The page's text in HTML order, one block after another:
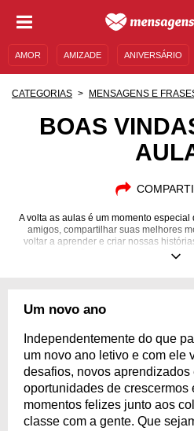
AMOR AMIZADE ANIVERSÁRIO
MENSAGENS
CATEGORIAS MENSAGENS E
BOAS
A volta as aulas é um momento
amigos, compartilhar suas melhores
voltar a aprender e criar nossas
momento tão esperado da melhor
Um novo ano
Independentemente do que
um novo ano letivo e com ele
desafios, novos
oportunidades de crescermos
momentos felizes junto aos
classe com a gente. Que